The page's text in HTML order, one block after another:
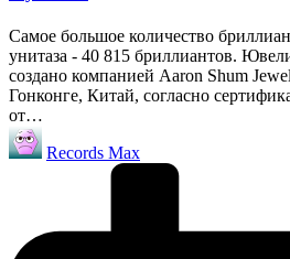
Самое большое количество
унитаза - 40 815 бриллиантов.
создано компанией Aaron Shum
Гонконге, Китай, согласно
от…
Запись
от
Records Max